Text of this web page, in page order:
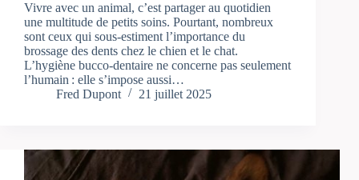
Vivre avec un animal, c’est partager au quotidien
une multitude de petits soins. Pourtant, nombreux
sont ceux qui sous-estiment l’importance du
brossage des dents chez le chien et le chat.
L’hygiène bucco-dentaire ne concerne pas seulement
l’humain : elle s’impose aussi…
Fred Dupont
21 juillet 2025